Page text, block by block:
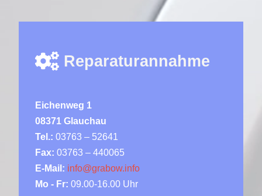
Reparaturannahme
Eichenweg 1
08371 Glauchau
Tel.: 03763 – 52641
Fax: 03763 – 440065
E-Mail: info@grabow.info
Mo - Fr: 09.00-16.00 Uhr